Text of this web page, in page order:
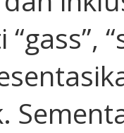
“gass”,